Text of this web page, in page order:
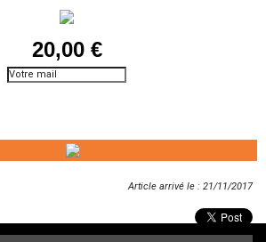
20,00 €
Article arrivé le : 21/11/2017